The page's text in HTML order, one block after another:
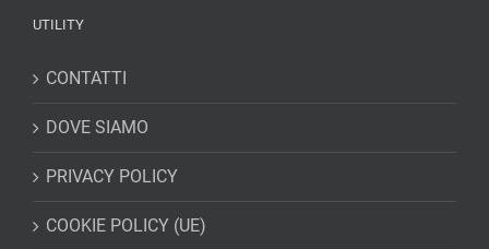
UTILITY
CONTATTI
DOVE SIAMO
PRIVACY POLICY
COOKIE POLICY (UE)